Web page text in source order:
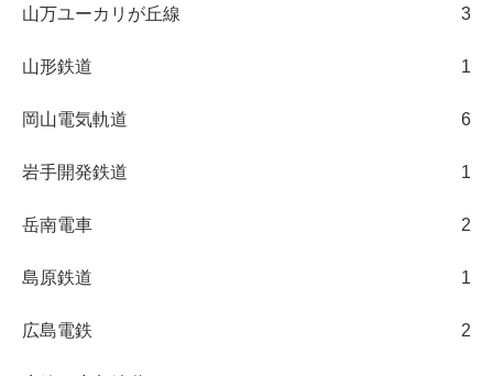
山万ユーカリが丘線 3
山形鉄道 1
岡山電気軌道 6
岩手開発鉄道 1
岳南電車 2
島原鉄道 1
広島電鉄 2